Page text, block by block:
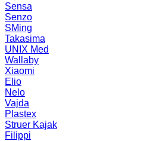
Sensa
Senzo
SMing
Takasima
UNIX Med
Wallaby
Xiaomi
Elio
Nelo
Vajda
Plastex
Struer Kajak
Filippi